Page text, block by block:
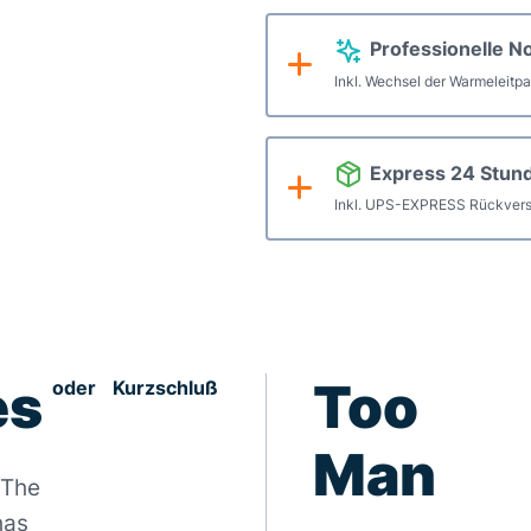
Professionelle
Inkl. Wechsel der
Express 24
Inkl. UPS-EXPRESS
The
oder Kurzschluß
Too
Man